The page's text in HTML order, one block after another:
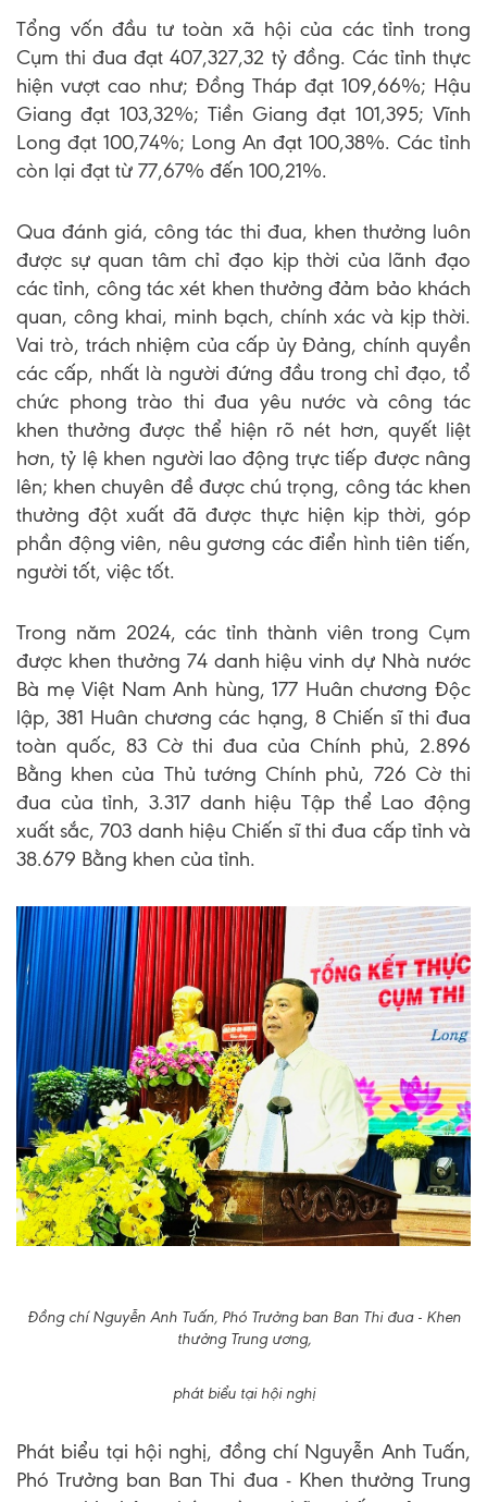
Tổng vốn đầu tư toàn xã hội của các tỉnh trong
Cụm thi đua đạt 407,327,32 tỷ đồng. Các tỉnh thực
hiện vượt cao như; Đồng Tháp đạt 109,66%; Hậu
Giang đạt 103,32%; Tiền Giang đạt 101,395; Vĩnh
Long đạt 100,74%; Long An đạt 100,38%. Các tỉnh
còn lại đạt từ 77,67% đến 100,21%.
Qua đánh giá, công tác thi đua, khen thưởng luôn
được sự quan tâm chỉ đạo kịp thời của lãnh đạo
các tỉnh, công tác xét khen thưởng đảm bảo khách
quan, công khai, minh bạch, chính xác và kịp thời.
Vai trò, trách nhiệm của cấp ủy Đảng, chính quyền
các cấp, nhất là người đứng đầu trong chỉ đạo, tổ
chức phong trào thi đua yêu nước và công tác
khen thưởng được thể hiện rõ nét hơn, quyết liệt
hơn, tỷ lệ khen người lao động trực tiếp được nâng
lên; khen chuyên đề được chú trọng, công tác khen
thưởng đột xuất đã được thực hiện kịp thời, góp
phần động viên, nêu gương các điển hình tiên tiến,
người tốt, việc tốt.
Trong năm 2024, các tỉnh thành viên trong Cụm
được khen thưởng 74 danh hiệu vinh dự Nhà nước
Bà mẹ Việt Nam Anh hùng, 177 Huân chương Độc
lập, 381 Huân chương các hạng, 8 Chiến sĩ thi đua
toàn quốc, 83 Cờ thi đua của Chính phủ, 2.896
Bằng khen của Thủ tướng Chính phủ, 726 Cờ thi
đua của tỉnh, 3.317 danh hiệu Tập thể Lao động
xuất sắc, 703 danh hiệu Chiến sĩ thi đua cấp tỉnh và
38.679 Bằng khen của tỉnh.
Đồng chí Nguyễn Anh Tuấn, Phó Trưởng ban Ban Thi đua - Khen
thưởng Trung ương,
phát biểu tại hội nghị
Phát biểu tại hội nghị, đồng chí Nguyễn Anh Tuấn,
Phó Trưởng ban Ban Thi đua - Khen thưởng Trung